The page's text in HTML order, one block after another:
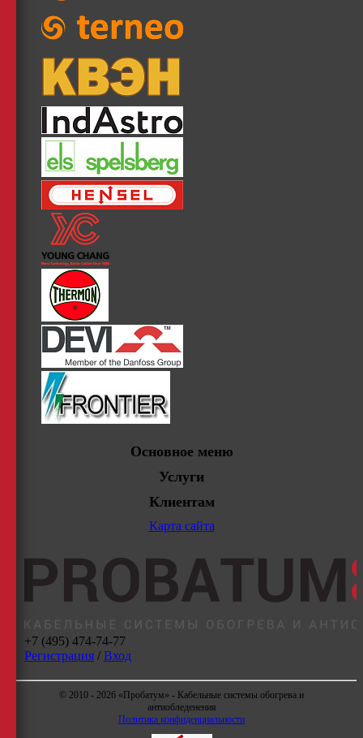
Основное меню
Услуги
Клиентам
Карта сайта
+7 (495) 474-74-77
Регистрация/ Вход
© 2010 - 2026 «Пробатум» - Кабельные системы обогрева и
антиобледенения
Политика конфиденциальности